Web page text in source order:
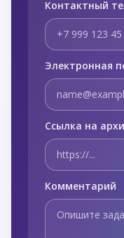
Контактный
Электронная
Ссылка на
Комментарий